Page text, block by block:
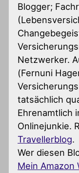
Blogger;
Netzwerker.
(Fernuni
tatsächlich
Ehrenamtlich
Onlinejunkie.
Travellerblog.
Wer diesen
Mein Amazon